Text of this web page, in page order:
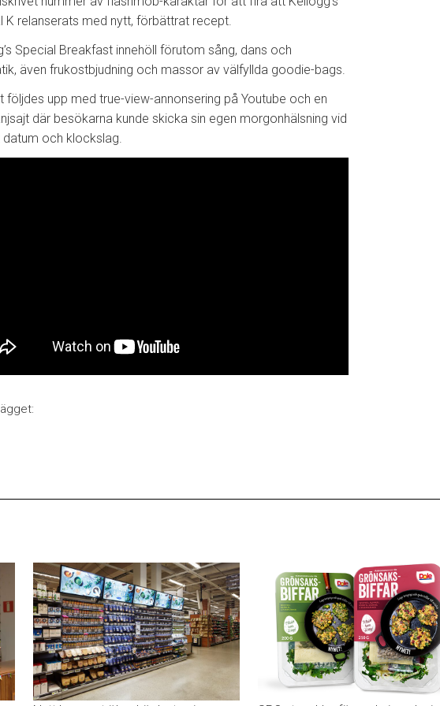
K relanserats med nytt, förbättrat recept.
Special Breakfast innehöll förutom sång, dans och
även frukostbjudning och massor av välfyllda goodie-bags.
följdes upp med true-view-annonsering på Youtube och en
där besökarna kunde skicka sin egen morgonhälsning vid
och klockslag.